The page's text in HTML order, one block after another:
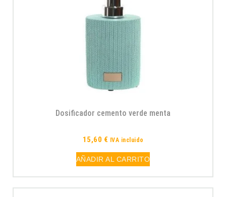
Dosificador cemento verde menta
15,60 € IVA incluido
AÑADIR AL CARRITO